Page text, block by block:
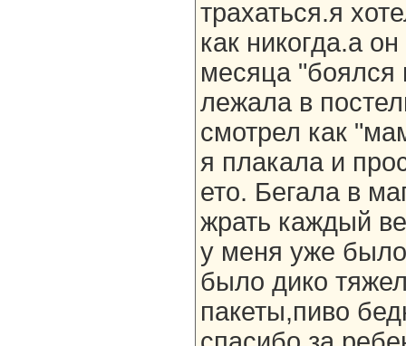
трахаться.я
как никогда.а
месяца "боялся
лежала в
смотрел как
я плакала и
ето. Бегала в
жрать каждый
у меня уже
было дико
пакеты,пиво